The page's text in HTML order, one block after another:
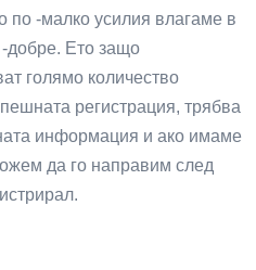
по -малко усилия влагаме в
-добре. Ето защо
голямо количество
регистрация, трябва
информация и ако имаме
да го направим след